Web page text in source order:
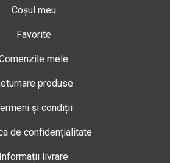
Coșul meu
Favorite
mele
produse
și condiții
de confidențialitate
Informații livrare